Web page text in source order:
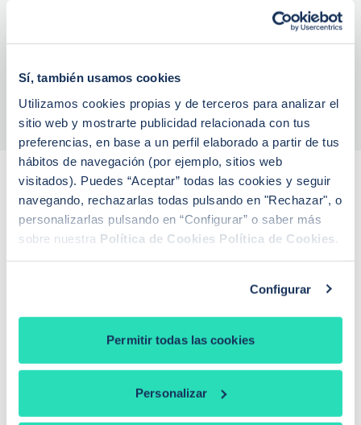
Sí, también usamos cookies
Utilizamos cookies propias y de terceros para analizar el
sitio web y mostrarte publicidad relacionada con tus
preferencias, en base a un perfil elaborado a partir de tus
hábitos de navegación (por ejemplo, sitios web
visitados). Puedes “Aceptar” todas las cookies y seguir
navegando, rechazarlas todas pulsando en "Rechazar", o
personalizarlas pulsando en “Configurar” o saber más
sobre nuestra Política de Cookies Política de Cookies
Configurar
Permitir todas las cookies
Personalizar
sector inmobiliario y otros tres en el
0 8
Entradas relacionadas
Análisis de productos, consejos y artículos para saber más
sobre hipotecas.